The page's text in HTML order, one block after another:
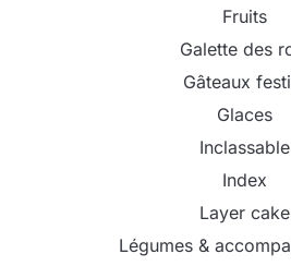
Fruits
Galette des
Gâteaux
Glaces
Inclassable
Index
Layer cake
Légumes &